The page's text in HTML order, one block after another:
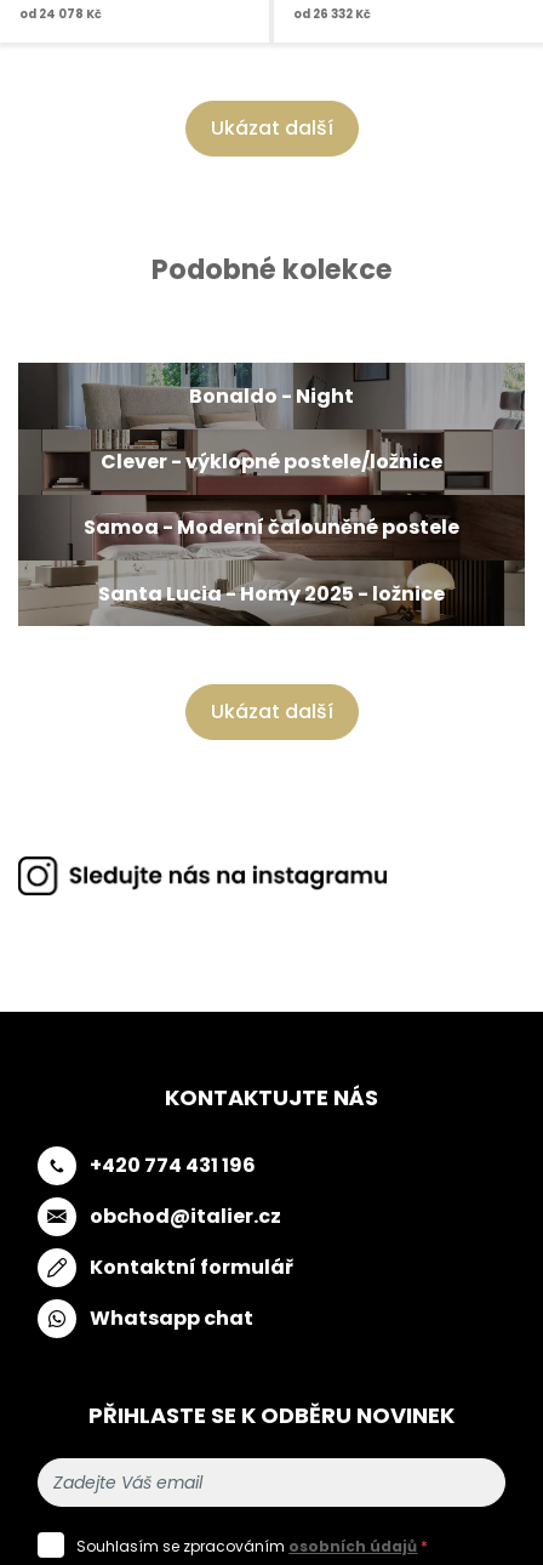
od 24 078 Kč od 26 332 Kč
Ukázat další
Podobné kolekce
Bonaldo - Night
Clever - výklopné postele/ložnice
Samoa - Moderní čalouněné postele
Santa Lucia - Homy 2025 - ložnice
Ukázat další
KONTAKTUJTE NÁS
+420 774 431 196
obchod@italier.cz
Kontaktní formulář
Whatsapp chat
PŘIHLASTE SE K ODBĚRU NOVINEK
Souhlasím se zpracováním osobních údajů *